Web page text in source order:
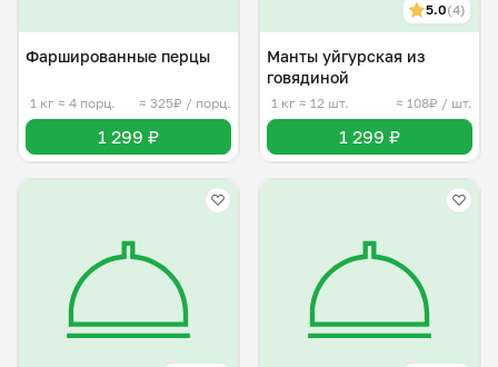
Фаршированные перцы
1 кг ≈ 4 порц. ≈ 325₽ / порц.
1 299 ₽
5.0(4)
Манты уйгурская из
говядиной
1 кг ≈ 12 шт. ≈ 108₽ / шт.
1 299 ₽